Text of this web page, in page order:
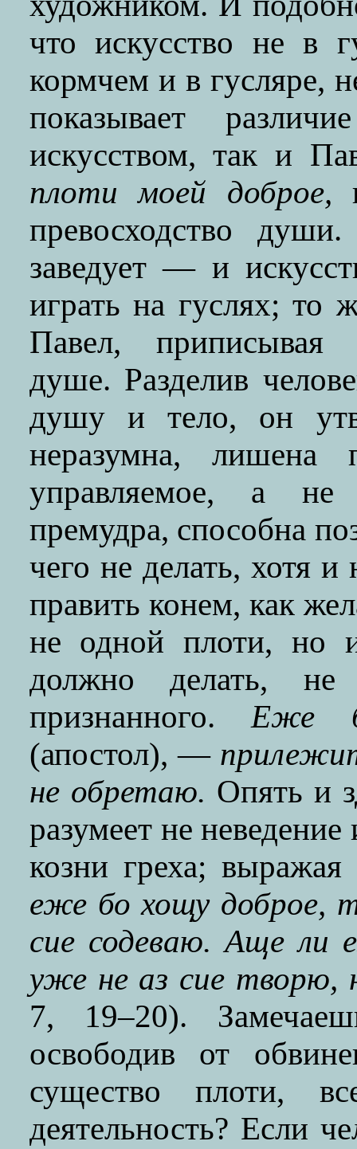
что искусство не в
кормчем и в гусляре,
показывает
искусством, так и
плоти моей доброе,
превосходство
заведует — и
играть на гуслях; то
Павел, приписывая
душе. Разделив
душу и тело, он
неразумна, лишена
управляемое, а
премудра, способна
чего не делать, хотя
править конем, как
не одной плоти, но
должно делать, не
признанного.Еже
(апостол), —
не обретаю. Опять и
разумеет не
козни греха;
еже бо хощу доброе,
сиe содеваю. Аще ли
уже не аз сиe
7, 19–20).
освободив от
существо плоти,
деятельность? Если